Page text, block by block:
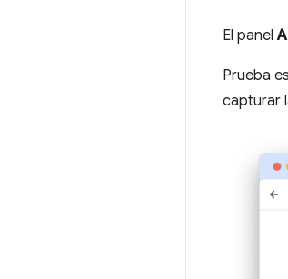
El panel
Prueba
capturar